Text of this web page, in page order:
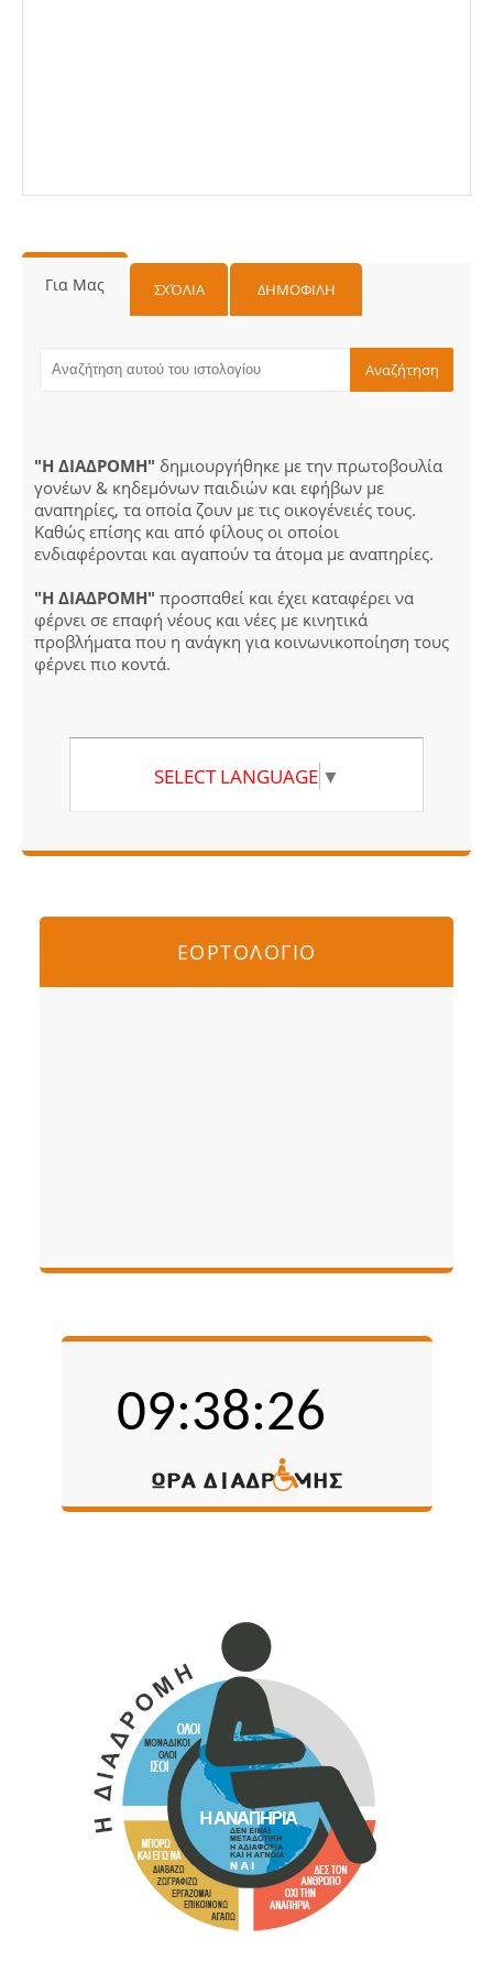
Για Μας ΣΧΌΛΙΑ ΔΗΜΟΦΙΛΗ
"Η ΔΙΑΔΡΟΜΗ" δημιουργήθηκε με την πρωτοβουλία
γονέων & κηδεμόνων παιδιών και εφήβων με
αναπηρίες, τα οποία ζουν με τις οικογένειές τους.
Καθώς επίσης και από φίλους οι οποίοι
ενδιαφέρονται και αγαπούν τα άτομα με αναπηρίες.
"Η ΔΙΑΔΡΟΜΗ" προσπαθεί και έχει καταφέρει να
φέρνει σε επαφή νέους και νέες με κινητικά
προβλήματα που η ανάγκη για κοινωνικοποίηση τους
φέρνει πιο κοντά.
SELECT LANGUAGE ▼
ΕΟΡΤΟΛΟΓΙΟ